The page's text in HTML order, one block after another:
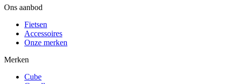
Ons aanbod
Fietsen
Accessoires
Onze merken
Merken
Cube